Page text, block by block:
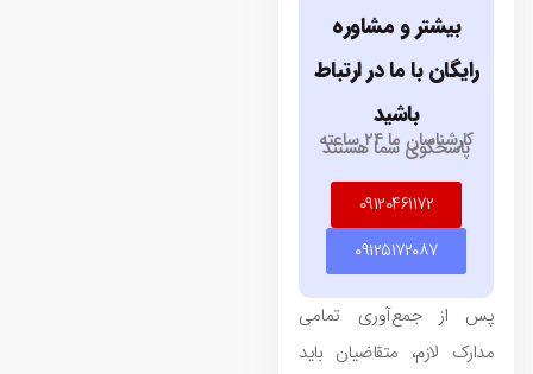
بیشتر و مشاوره
رایگان با ما در ارتباط
باشید
کارشناسان ما ۲۴ ساعته
پاسخگوی شما هستند
۰۹۱۲۰۴۶۱۱۷۲
۰۹۱۲۵۱۷۲۰۸۷
پس از جمع‌آوری تمامی
مدارک لازم، متقاضیان باید